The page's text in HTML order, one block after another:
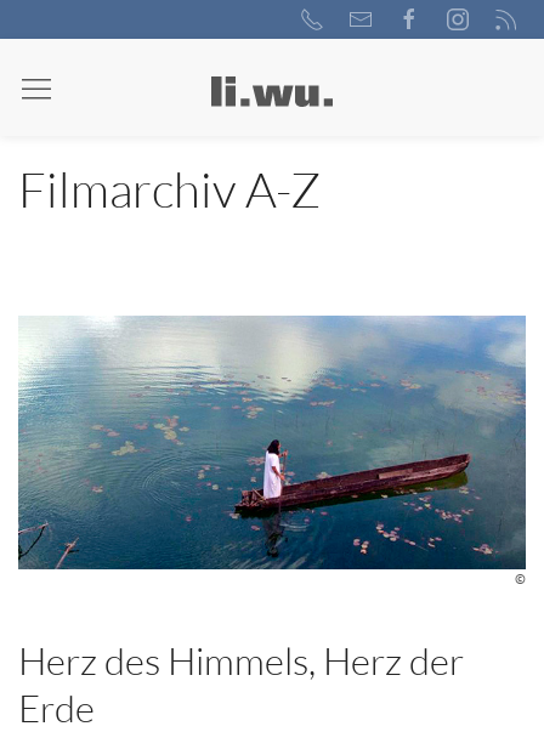
Filmarchiv A-Z
©
Herz des Himmels, Herz der
Erde